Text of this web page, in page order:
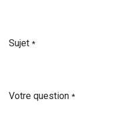
Sujet *
Votre question *